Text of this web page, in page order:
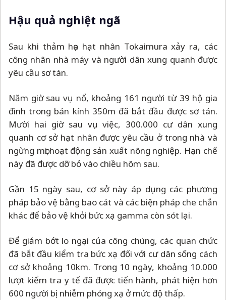
Hậu quả nghiệt ngã
Sau khi thảm họa hạt nhân Tokaimura xảy ra, các
công nhân nhà máy và người dân xung quanh được
yêu cầu sơ tán.
Năm giờ sau vụ nổ, khoảng 161 người từ 39 hộ gia
đình trong bán kính 350m đã bắt đầu được sơ tán.
Mười hai giờ sau vụ việc, 300.000 cư dân xung
quanh cơ sở hạt nhân được yêu cầu ở trong nhà và
ngừng mọi hoạt động sản xuất nông nghiệp. Hạn chế
này đã được dỡ bỏ vào chiều hôm sau.
Gần 15 ngày sau, cơ sở này áp dụng các phương
pháp bảo vệ bằng bao cát và các biện pháp che chắn
khác để bảo vệ khỏi bức xạ gamma còn sót lại.
Để giảm bớt lo ngại của công chúng, các quan chức
đã bắt đầu kiểm tra bức xạ đối với cư dân sống cách
cơ sở khoảng 10km. Trong 10 ngày, khoảng 10.000
lượt kiểm tra y tế đã được tiến hành, phát hiện hơn
600 người bị nhiễm phóng xạ ở mức độ thấp.